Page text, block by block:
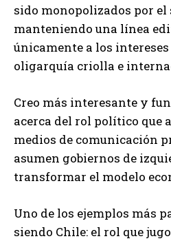
sido monopolizados por
manteniendo una línea
únicamente a los
oligarquía criolla e
Creo más interesante y
acerca del rol político que
medios de comunicación
asumen gobiernos de
transformar el modelo
Uno de los ejemplos más
siendo Chile: el rol que